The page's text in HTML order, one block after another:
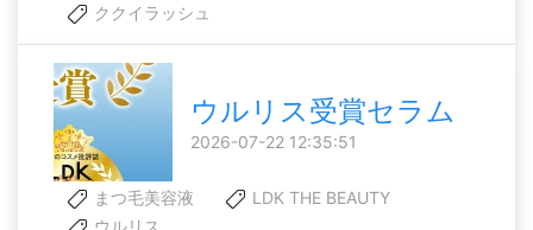
ククイラッシュ
ウルリス受賞セラム
2026-07-22 12:35:51
まつ毛美容液
LDK THE BEAUTY